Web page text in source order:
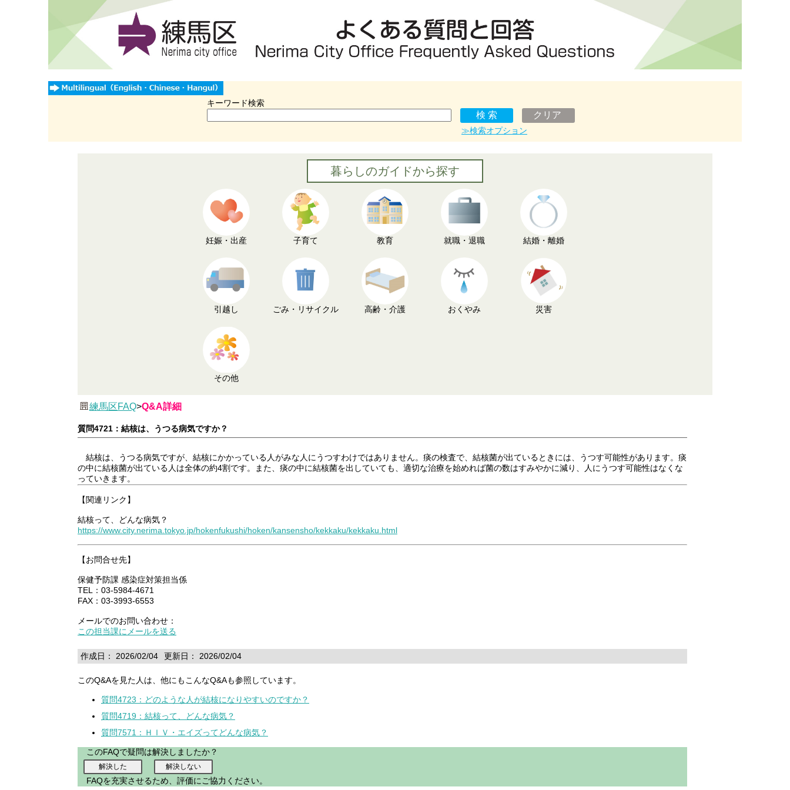
キーワード検索
≫検索オプション
暮らしのガイドから探す
妊娠・出産 子育て 教育 就職・退職 結婚・離婚
引越し ごみ・リサイクル 高齢・介護 おくやみ 災害
その他
練馬区FAQ>Q&A詳細
質問4721：結核は、うつる病気ですか？
結核は、うつる病気ですが、結核にかかっている人がみな人にうつすわけではありません。痰の検査で、結核菌が出ているときには、うつす可能性があります。痰
の中に結核菌が出ている人は全体の約4割です。また、痰の中に結核菌を出していても、適切な治療を始めれば菌の数はすみやかに減り、人にうつす可能性はなくな
っていきます。
【関連リンク】
結核って、どんな病気？
https://www.city.nerima.tokyo.jp/hokenfukushi/hoken/kansensho/kekkaku/kekkaku.html
【お問合せ先】
保健予防課 感染症対策担当係
TEL：03-5984-4671
FAX：03-3993-6553
メールでのお問い合わせ：
この担当課にメールを送る
作成日： 2026/02/04 更新日： 2026/02/04
このQ&Aを見た人は、他にもこんなQ&Aも参照しています。
質問4723：どのような人が結核になりやすいのですか？
質問4719：結核って、どんな病気？
質問7571：ＨＩＶ・エイズってどんな病気？
このFAQで疑問は解決しましたか？
FAQを充実させるため、評価にご協力ください。